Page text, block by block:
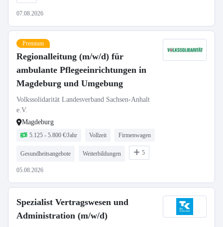
07.08.2026
Premium
Regionalleitung (m/w/d) für
ambulante Pflegeeinrichtungen in
Magdeburg und Umgebung
Volkssolidarität Landesverband Sachsen-Anhalt
e.V.
Magdeburg
5.125 - 5.800 €/Jahr Vollzeit Firmenwagen
Gesundheitsangebote Weiterbildungen 5
05.08.2026
Spezialist Vertragswesen und
Administration (m/w/d)